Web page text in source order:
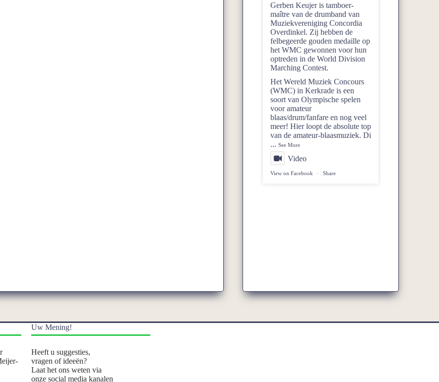
Gerben Keujer is tamboer-
maître van de drumband van
Muziekvereniging Concordia
Overdinkel. Zij hebben de
felbegeerde gouden medaille op
het WMC gewonnen voor hun
optreden in de World Division
Marching Contest.
Het Wereld Muziek Concours
(WMC) in Kerkrade is een
soort van Olympische spelen
voor amateur
blaas/drum/fanfare en nog veel
meer! Hier loopt de absolute top
van de amateur-blaasmuziek. Di
... See More
Video
View on Facebook · Share
Uw Mening!
Heeft u suggesties,
vragen of ideeën?
Laat het ons weten via
onze social media kanalen